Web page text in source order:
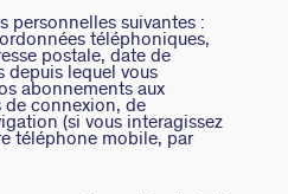
personnelles suivantes :
téléphoniques,
postale, date de
depuis lequel vous
abonnements aux
de connexion, de
(si vous interagissez
téléphone mobile, par